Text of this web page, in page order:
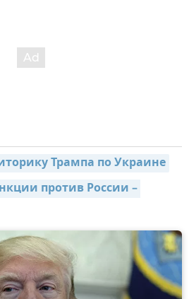
Трампа по Украине
против России –